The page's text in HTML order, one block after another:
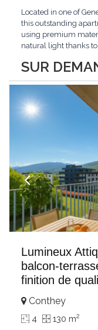
SUR
Located in one of
this outstanding
using premium
natural light thanks
master suite, elegant
overlooking a
Lumineux
balcon-
finition de
Conthey
4 130 m2